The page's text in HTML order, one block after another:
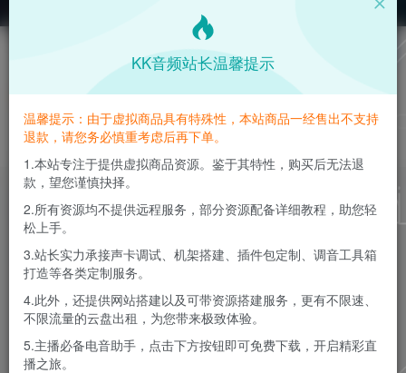
Mzhif
2枚徽章
这家伙很懒，什么都没有写...
文章0 收藏0 评论0 板块0 帖子0 粉丝 0
发布 0 排序
KK音频站长温馨提示
温馨提示：由于虚拟商品具有特殊性，本站商品一经售出不支持
退款，请您务必慎重考虑后再下单。
1.本站专注于提供虚拟商品资源。鉴于其特性，购买后无法退
款，望您谨慎抉择。
2.所有资源均不提供远程服务，部分资源配备详细教程，助您轻
松上手。
3.站长实力承接声卡调试、机架搭建、插件包定制、调音工具箱
打造等各类定制服务。
4.此外，还提供网站搭建以及可带资源搭建服务，更有不限速、
不限流量的云盘出租，为您带来极致体验。
5.主播必备电音助手，点击下方按钮即可免费下载，开启精彩直
播之旅。